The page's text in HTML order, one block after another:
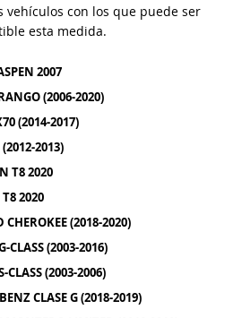
vehículos con los que puede ser
esta medida.
2007
(2006-2020)
(2014-2017)
2013)
T8 2020
T8 2020
CHEROKEE (2018-2020)
CLASS (2003-2016)
CLASS (2003-2006)
CLASE G (2018-2019)